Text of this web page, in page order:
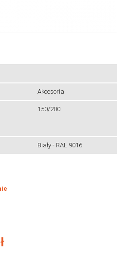
Akcesoria
150/200
Biały - RAL 9016